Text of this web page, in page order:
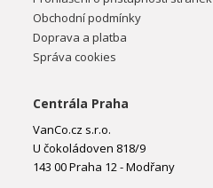
Obchodní podmínky
Doprava a platba
Správa cookies
Centrála Praha
VanCo.cz s.r.o.
U čokoládoven 818/9
143 00 Praha 12 - Modřany